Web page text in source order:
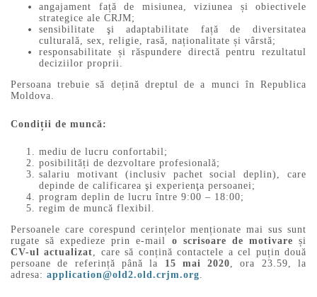
angajament față de misiunea, viziunea și obiectivele
strategice ale CRJM;
sensibilitate şi adaptabilitate față de diversitatea
culturală, sex, religie, rasă, naționalitate și vârstă;
responsabilitate și răspundere directă pentru rezultatul
deciziilor proprii.
Persoana trebuie să dețină dreptul de a munci în Republica
Moldova.
Condiții de muncă:
mediu de lucru confortabil;
posibilități de dezvoltare profesională;
salariu motivant (inclusiv pachet social deplin), care
depinde de calificarea şi experienţa persoanei;
program deplin de lucru între 9:00 – 18:00;
regim de muncă flexibil.
Persoanele care corespund cerințelor menționate mai sus sunt
rugate să expedieze prin e-mail o scrisoare de motivare și
CV-ul actualizat, care să conțină contactele a cel puțin două
persoane de referință până la 15 mai 2020, ora 23.59, la
adresa: application@old2.old.crjm.org.